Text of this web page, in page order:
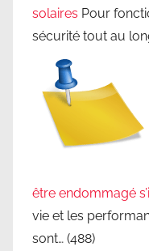
solaires Pour
sécurité tout au
être endommagé
vie et les
sont… (488)